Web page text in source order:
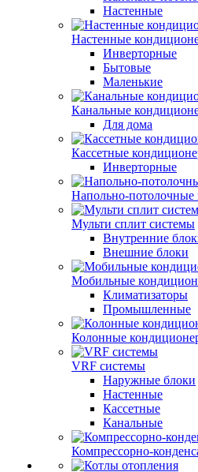
Настенные
Настенные
Инверторные
Бытовые
Маленькие
Канальные
Для дома
Кассетные
Инверторные
Напольно-
Мульти сплит системы
Внутренние
Внешние блоки
Мобильные
Климатизаторы
Промышленные
Колонные
VRF системы
Наружные блоки
Настенные
Кассетные
Канальные
Компрессорно-